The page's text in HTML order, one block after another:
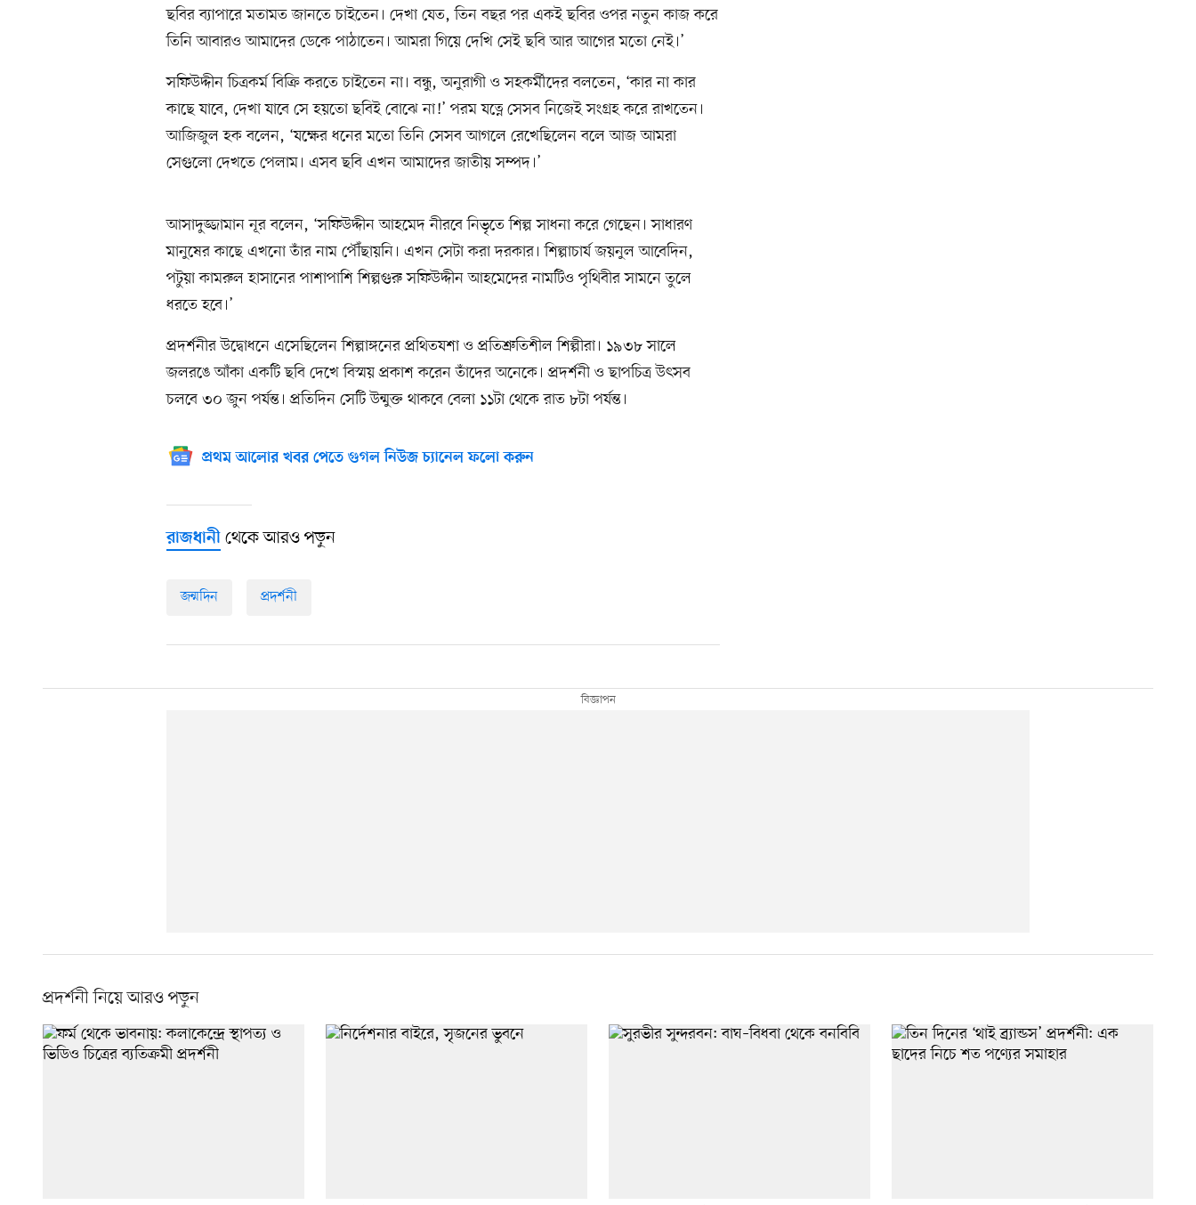
ছবির ব্যাপারে মতামত জানতে চাইতেন। দেখা যেত, তিন বছর পর একই ছবির ওপর নতুন কাজ করে
তিনি আবারও আমাদের ডেকে পাঠাতেন। আমরা গিয়ে দেখি সেই ছবি আর আগের মতো নেই।’
সফিউদ্দীন চিত্রকর্ম বিক্রি করতে চাইতেন না। বন্ধু, অনুরাগী ও সহকর্মীদের বলতেন, ‘কার না কার
কাছে যাবে, দেখা যাবে সে হয়তো ছবিই বোঝে না!’ পরম যত্নে সেসব নিজেই সংগ্রহ করে রাখতেন।
আজিজুল হক বলেন, ‘যক্ষের ধনের মতো তিনি সেসব আগলে রেখেছিলেন বলে আজ আমরা
সেগুলো দেখতে পেলাম। এসব ছবি এখন আমাদের জাতীয় সম্পদ।’
আসাদুজ্জামান নূর বলেন, ‘সফিউদ্দীন আহমেদ নীরবে নিভৃতে শিল্প সাধনা করে গেছেন। সাধারণ
মানুষের কাছে এখনো তাঁর নাম পৌঁছায়নি। এখন সেটা করা দরকার। শিল্পাচার্য জয়নুল আবেদিন,
পটুয়া কামরুল হাসানের পাশাপাশি শিল্পগুরু সফিউদ্দীন আহমেদের নামটিও পৃথিবীর সামনে তুলে
ধরতে হবে।’
প্রদর্শনীর উদ্বোধনে এসেছিলেন শিল্পাঙ্গনের প্রথিতযশা ও প্রতিশ্রুতিশীল শিল্পীরা। ১৯৩৮ সালে
জলরঙে আঁকা একটি ছবি দেখে বিস্ময় প্রকাশ করেন তাঁদের অনেকে। প্রদর্শনী ও ছাপচিত্র উৎসব
চলবে ৩০ জুন পর্যন্ত। প্রতিদিন সেটি উন্মুক্ত থাকবে বেলা ১১টা থেকে রাত ৮টা পর্যন্ত।
প্রথম আলোর খবর পেতে গুগল নিউজ চ্যানেল ফলো করুন
রাজধানী থেকে আরও পড়ুন
জন্মদিন প্রদর্শনী
প্রদর্শনী নিয়ে আরও পড়ুন